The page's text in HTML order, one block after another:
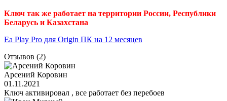
Ключ так же работает на территории России, Республики
Беларусь и Казахстана
Ea Play Pro для Origin ПК на 12 месяцев
Отзывов (2)
Арсений Коровин
01.11.2021
Ключ активировал , все работает без перебоев